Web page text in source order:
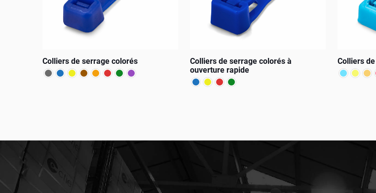
Colliers de serrage colorés
variations.
Les
options
peuvent
Colliers de serrage colorés à
ouverture rapide
plusieurs
Colliers
variations.
peuvent